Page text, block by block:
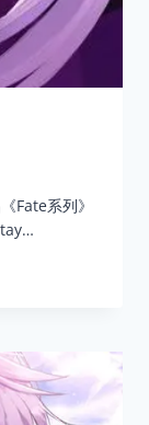
Fate系列》